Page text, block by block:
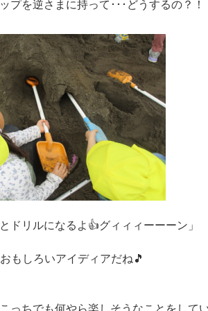
プを逆さまに持って･･･どうするの？！
ドリルになるよ👍グィィィーーーン」
もしろいアイディアだね🎵